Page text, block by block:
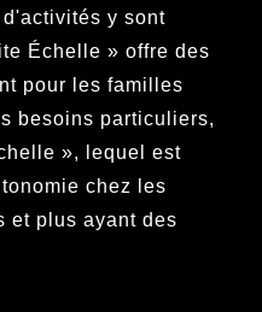
y sont
Échelle » offre des
pour les familles
besoins particuliers,
», lequel est
chez les
et plus ayant des